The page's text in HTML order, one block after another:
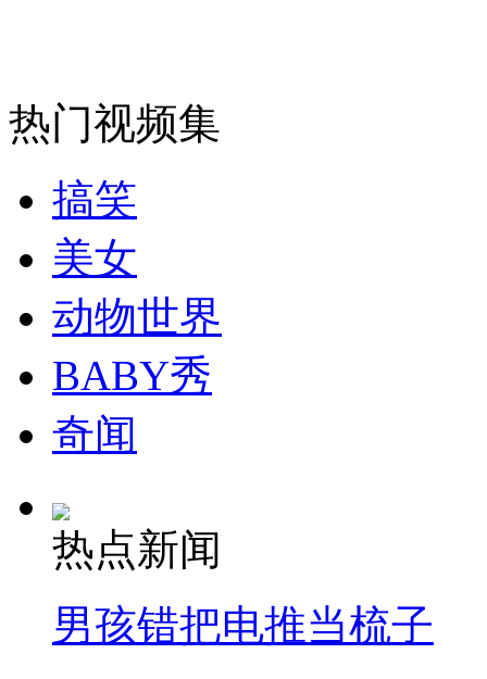
走！跟着总书记去植树
消防员救轻生者
纽约上演“枕头大战”
热门视频集
搞笑
美女
动物世界
BABY秀
奇闻
热点新闻
男孩错把电推当梳子